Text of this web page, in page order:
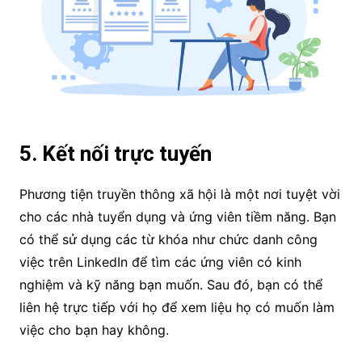
5. Kết nối trực tuyến
Phương tiện truyền thông xã hội là một nơi tuyệt vời
cho các nhà tuyển dụng và ứng viên tiềm năng. Bạn
có thể sử dụng các từ khóa như chức danh công
việc trên LinkedIn để tìm các ứng viên có kinh
nghiệm và kỹ năng bạn muốn. Sau đó, bạn có thể
liên hệ trực tiếp với họ để xem liệu họ có muốn làm
việc cho bạn hay không.